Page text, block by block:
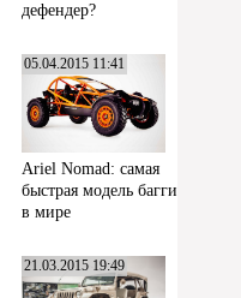
дефендер?
05.04.2015 11:41
Ariel Nomad: самая
быстрая модель багги
в мире
21.03.2015 19:49